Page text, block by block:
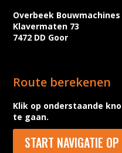
Overbeek Bouwmachines
Klavermaten 73
7472 DD Goor
Route berekenen
Klik op onderstaande
te gaan.
START NAVIGATIE OP